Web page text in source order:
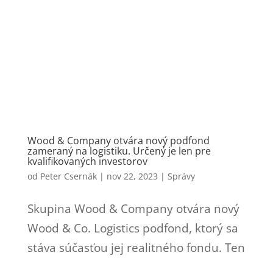
Wood & Company otvára nový podfond
zameraný na logistiku. Určený je len pre
kvalifikovaných investorov
od Peter Csernák| nov 22, 2023 | Správy
Skupina Wood & Company otvára nový
Wood & Co. Logistics podfond, ktorý sa
stáva súčasťou jej realitného fondu. Ten